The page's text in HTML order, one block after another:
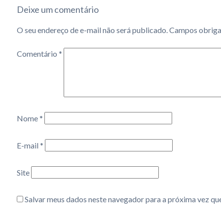
Deixe um comentário
O seu endereço de e-mail não será publicado. Campos
Comentário *
Nome*
E-mail *
Site
Salvar meus dados neste navegador para a próxima vez